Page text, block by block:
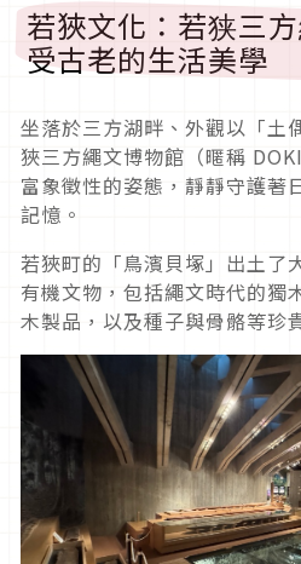
若狹文化：若狭三
受古老的生活美學
坐落於三方湖畔、外觀以「土
狹三方繩文博物館（暱稱
富象徵性的姿態，靜靜守護著
記憶。
若狹町的「鳥濱貝塚」出土了
有機文物，包括繩文時代的獨
木製品，以及種子與骨骼等珍